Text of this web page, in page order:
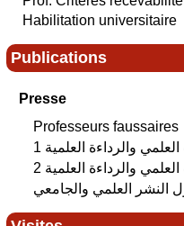
Habilitation universitaire
Publications
Presse
Professeurs faussaires